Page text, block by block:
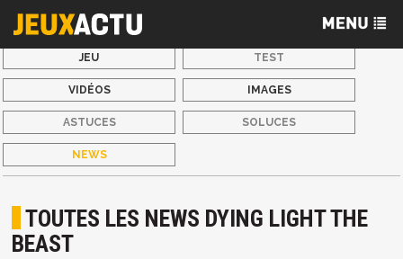
JEU TEST
VIDÉOS IMAGES
ASTUCES SOLUCES
NEWS
TOUTES LES NEWS DYING LIGHT THE
BEAST